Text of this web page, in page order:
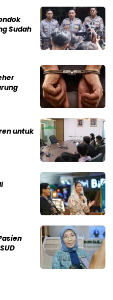
Sudah
untuk